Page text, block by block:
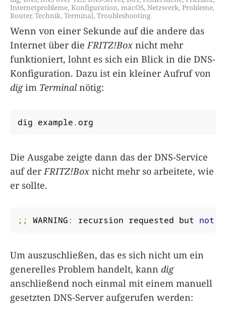
Internetprobleme, Konfiguration, macOS, Netzwerk, Probleme,
Router, Technik, Terminal, Troubleshooting
Wenn von einer Sekunde auf die andere das
Internet über die FRITZ!Box nicht mehr
funktioniert, lohnt es sich ein Blick in die DNS-
Konfiguration. Dazu ist ein kleiner Aufruf von
digim Terminalnötig:
dig example.org
Die Ausgabe zeigte dann das der DNS-Service
auf der FRITZ!Box nicht mehr so arbeitete, wie
er sollte.
;; WARNING: recursion requested but not
Um auszuschließen, das es sich nicht um ein
generelles Problem handelt, kann dig
anschließend noch einmal mit einem manuell
gesetzten DNS-Server aufgerufen werden: